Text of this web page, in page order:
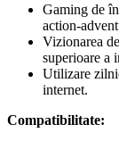
Gaming de
action-
Vizionarea
superioare a
Utilizare
internet.
Compatibilitate: